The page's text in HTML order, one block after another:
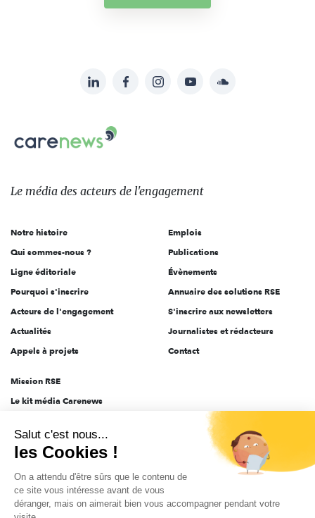
sur:
LinkedInFacebookInstagramYouTubeSoundcloud
Le
des
l'engagement
Le média des acteurs de l'engagement
Notre histoire
Qui sommes-nous ?
Ligne éditoriale
Pourquoi s'inscrire
Acteurs de l'engagement
Actualités
Appels à projets
Emplois
Publications
Évènements
Annuaire des solutions RSE
S'inscrire aux newsletters
Journalistes et rédacteurs
Contact
Mission RSE
Le kit média Carenews
AEF info
Novethic
PRODURABLE
Inclusiv Day
Salut c'est nous...
les Cookies !
On a attendu d'être sûrs que le contenu de
ce site vous intéresse avant de vous
déranger, mais on aimerait bien vous accompagner pendant votre